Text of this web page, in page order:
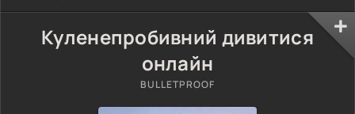
Куленепробивний дивитися
онлайн
BULLETPROOF